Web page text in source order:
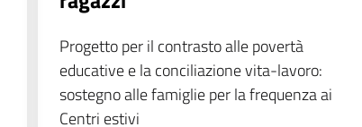
Progetto per il contrasto alle povertà
educative e la conciliazione vita-lavoro:
sostegno alle famiglie per la frequenza ai
Centri estivi